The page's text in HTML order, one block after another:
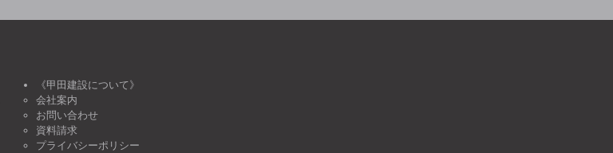
《甲田建設について》
会社案内
お問い合わせ
資料請求
プライバシーポリシー